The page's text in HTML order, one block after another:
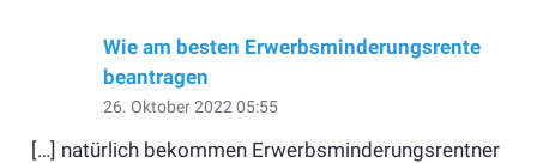
Wie am besten Erwerbsminderungsrente
beantragen
26. Oktober 2022 05:55
[…] natürlich bekommen Erwerbsminderungsrentner